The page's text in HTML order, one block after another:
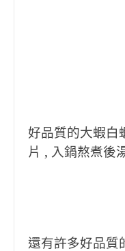
好品質的大蝦白
片 , 入鍋熬煮後
還有許多好品質